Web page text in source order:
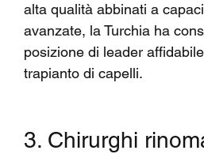
alta qualità abbinati a
avanzate, la Turchia ha
posizione di leader
trapianto di capelli.
3. Chirurghi